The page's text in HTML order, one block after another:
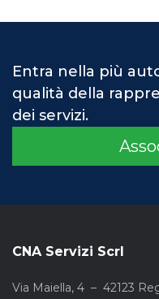
Entra nella più
qualità della
dei servizi.
CNA Servizi Scrl
Via Maiella, 4 – 42123